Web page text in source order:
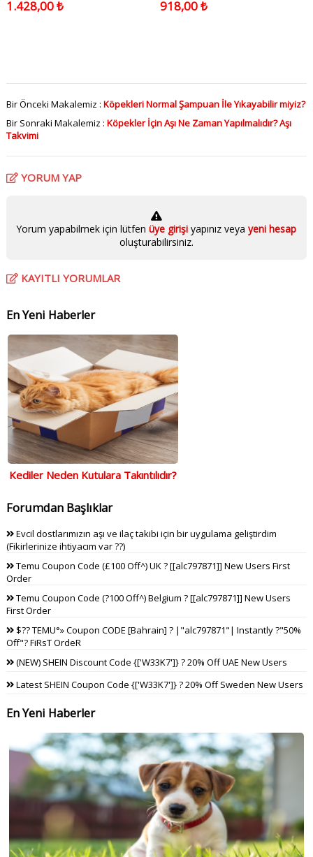
1.428,00 ₺
Tasması - 2,5x45-55cm
918,00 ₺
Bir Önceki Makalemiz : Köpekleri Normal Şampuan İle Yıkayabilir miyiz?
Bir Sonraki Makalemiz : Köpekler İçin Aşı Ne Zaman Yapılmalıdır? Aşı
Takvimi
YORUM YAP
Yorum yapabilmek için lütfenüye girişiyapınız veya yeni hesap
oluşturabilirsiniz.
KAYITLI YORUMLAR
En Yeni Haberler
Kediler Neden Kutulara Takıntılıdır?
Forumdan Başlıklar
Evcil dostlarımızın aşı ve ilaç takibi için bir uygulama geliştirdim
(Fikirlerinize ihtiyacım var ??)
Temu Coupon Code (£100 Off^) UK ? [[alc797871]] New Users First
Order
Temu Coupon Code (?100 Off^) Belgium ? [[alc797871]] New Users
First Order
$?? TEMU°» Coupon CODE [Bahrain] ? |"alc797871"| Instantly ?"50%
Off"? FiRsT OrdeR
(NEW) SHEIN Discount Code {['W33K7']} ? 20% Off UAE New Users
Latest SHEIN Coupon Code {['W33K7']} ? 20% Off Sweden New Users
En Yeni Haberler